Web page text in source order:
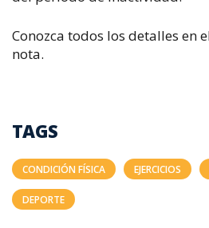
Conozca todos los detalles en
nota.
TAGS
CONDICIÓN FÍSICA EJERCICIOS
DEPORTE